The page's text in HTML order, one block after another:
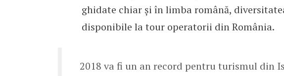
ghidate chiar și în limba română,
disponibile la tour operatorii din România.
2018 va fi un an record pentru turismul din